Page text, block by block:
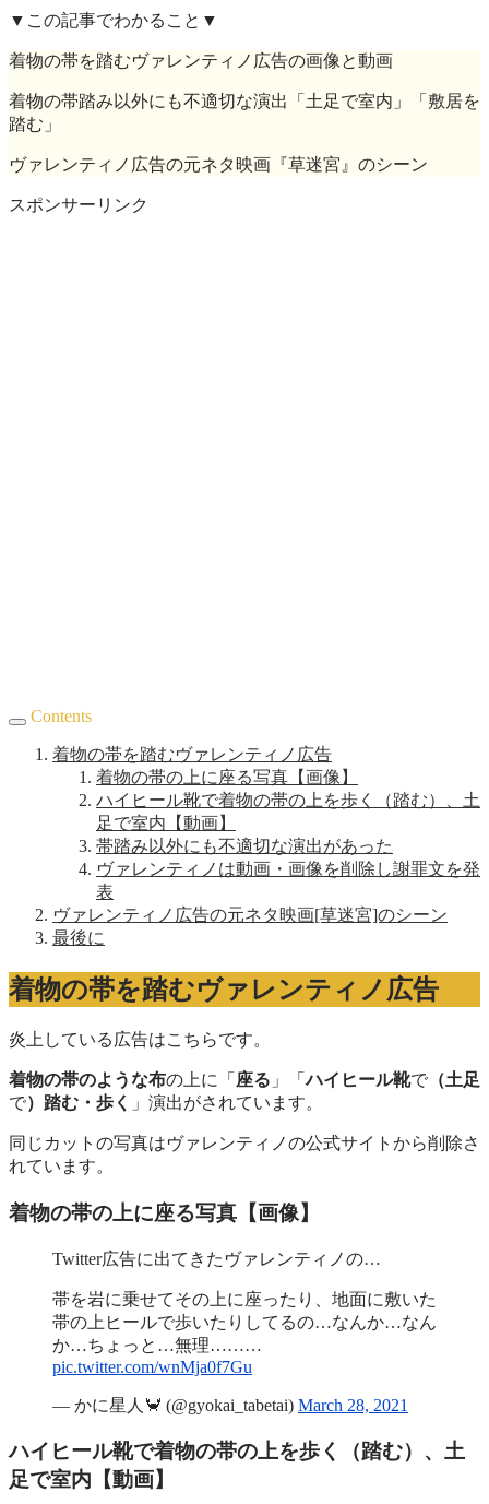
▼この記事でわかること▼
着物の帯を踏むヴァレンティノ広告の画像と動画
着物の帯踏み以外にも不適切な演出「土足で室内」「敷居を
踏む」
ヴァレンティノ広告の元ネタ映画『草迷宮』のシーン
スポンサーリンク
Contents
着物の帯を踏むヴァレンティノ広告
着物の帯の上に座る写真【画像】
ハイヒール靴で着物の帯の上を歩く（踏む）、土
足で室内【動画】
帯踏み以外にも不適切な演出があった
ヴァレンティノは動画・画像を削除し謝罪文を発
表
ヴァレンティノ広告の元ネタ映画[草迷宮]のシーン
最後に
着物の帯を踏むヴァレンティノ広告
炎上している広告はこちらです。
着物の帯のような布の上に「 座る 」「ハイヒール靴で （土足
で）踏む・歩く 」演出がされています。
同じカットの写真はヴァレンティノの公式サイトから削除さ
れています。
着物の帯の上に座る写真【画像】
Twitter広告に出てきたヴァレンティノの…
帯を岩に乗せてその上に座ったり、地面に敷いた
帯の上ヒールで歩いたりしてるの…なんか…なん
か…ちょっと…無理………
pic.twitter.com/wnMja0f7Gu
— かに星人🦀 (@gyokai_tabetai) March 28, 2021
ハイヒール靴で着物の帯の上を歩く（踏む）、土
足で室内【動画】